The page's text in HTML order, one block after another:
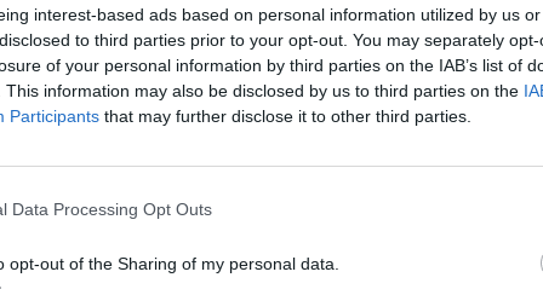
interest-based ads based on personal information utilized by us
to third parties prior to your opt-out. You may separately
of your personal information by third parties on the IAB’s list of
This information may also be disclosed by us to third parties on the
Participants that may further disclose it to other third parties.
Data Processing Opt Outs
opt-out of the Sharing of my personal data.
και απολαυστικές ερμηνείες, ενώ
του… μια άλλη όψη του φεγγαριού που όλοι
σε καλοκαιρινή περιοδεία
πρώτοι όλες τις ειδήσεις